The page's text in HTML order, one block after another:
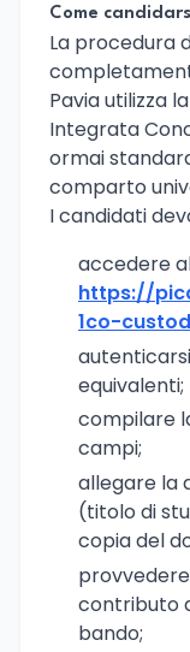
Come
La procedura
Pavia utilizza
Integrata
ormai
comparto
I candidati
accedere
https://
1co-
equivalenti;
compilare
campi;
allegare la
(titolo di
copia del
contributo
bando;